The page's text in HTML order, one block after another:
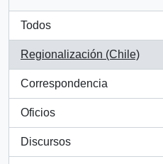
Todos
Regionalización (Chile)
, 21 resultados
Correspondencia
, 9 resultados
Oficios
, 4 resultados
Discursos
, 3 resultados